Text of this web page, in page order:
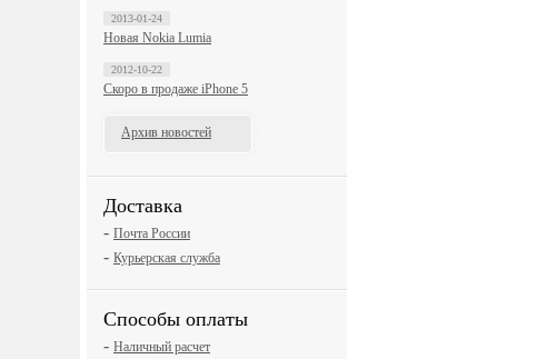
2013-01-24
Новая Nokia Lumia
2012-10-22
Скоро в продаже iPhone 5
Архив новостей
Доставка
- Почта России
- Курьерская служба
Способы оплаты
- Наличный расчет